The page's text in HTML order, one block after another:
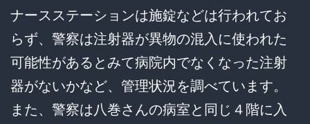
ナースステーションは施錠などは行われてお
らず、警察は注射器が異物の混入に使われた
可能性があるとみて病院内でなくなった注射
器がないかなど、管理状況を調べています。
また、警察は八巻さんの病室と同じ４階に入